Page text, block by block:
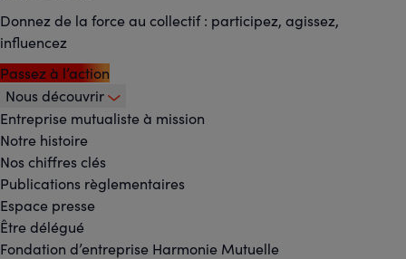
Donnez de la force au collectif : participez, agissez,
influencez
Passez à l’action
Footer
-
Menu
principal
Nous découvrir
Entreprise mutualiste à mission
Notre histoire
Nos chiffres clés
Publications règlementaires
Espace presse
Être délégué
Fondation d’entreprise Harmonie Mutuelle